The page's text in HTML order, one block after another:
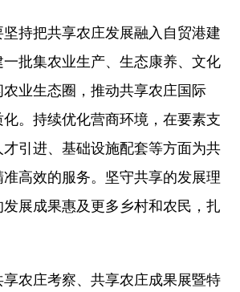
把共享农庄发展融入自贸港建
批集农业生产、生态康养、文化
业生态圈，推动共享农庄国际
。持续优化营商环境，在要素支
引进、基础设施配套等方面为共
高效的服务。坚守共享的发展理
展成果惠及更多乡村和农民，扎
农庄考察、共享农庄成果展暨特